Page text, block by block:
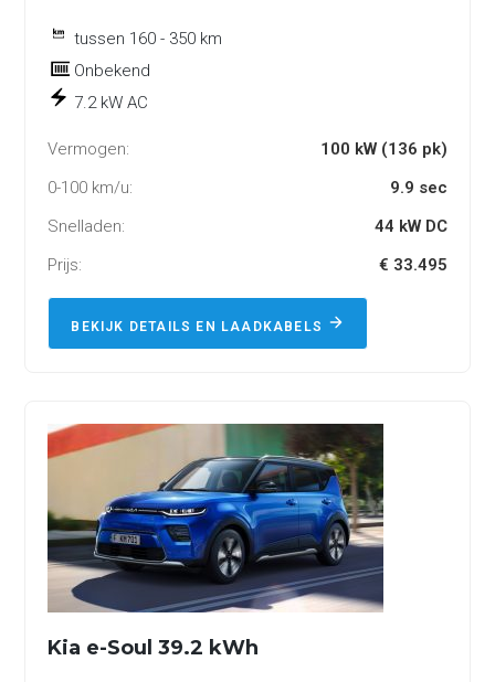
tussen 160 - 350 km
Onbekend
7.2 kW AC
Vermogen:
100 kW (136 pk)
0-100 km/u:
9.9 sec
Snelladen:
44 kW DC
Prijs:
€ 33.495
BEKIJK DETAILS EN LAADKABELS
Kia e-Soul 39.2 kWh